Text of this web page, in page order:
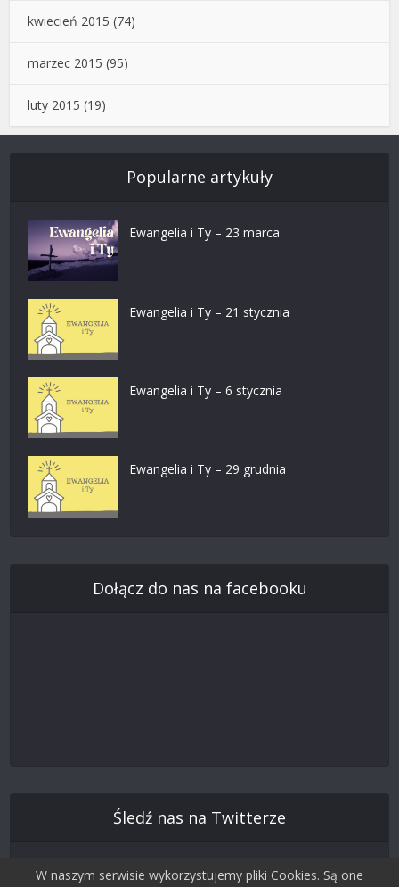
kwiecień 2015 (74)
marzec 2015 (95)
luty 2015 (19)
Popularne artykuły
Ewangelia i Ty – 23 marca
Ewangelia i Ty – 21 stycznia
Ewangelia i Ty – 6 stycznia
Ewangelia i Ty – 29 grudnia
Dołącz do nas na facebooku
Śledź nas na Twitterze
W naszym serwisie wykorzystujemy pliki Cookies. Są one